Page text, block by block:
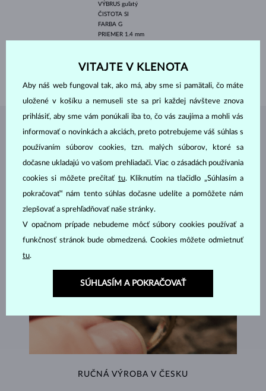
VÝBRUS guľatý
ČISTOTA SI
FARBA G
PRIEMER 1.4 mm
ŠPERKY ZATELIÉRU KLENOTA
RUČNÁ VÝROBA V ČESKU
VITAJTE V KLENOTA
Aby náš web fungoval tak, ako má, aby sme si pamätali, čo máte
uložené v košíku a nemuseli ste sa pri každej návšteve znova
prihlásiť, aby sme vám ponúkali iba to, čo vás zaujíma a mohli vás
informovať o novinkách a akciách, preto potrebujeme váš súhlas s
používaním súborov cookies, tzn. malých súborov, ktoré sa
dočasne ukladajú vo vašom prehliadači. Viac o zásadách používania
cookies si môžete prečítať tu. Kliknutím na tlačidlo „Súhlasím a
pokračovať“ nám tento súhlas dočasne udelíte a pomôžete nám
zlepšovať a sprehľadňovať naše stránky.
V opačnom prípade nebudeme môcť súbory cookies používať a
funkčnosť stránok bude obmedzená. Cookies môžete odmietnuť
tu.
SÚHLASÍM A POKRAČOVAŤ